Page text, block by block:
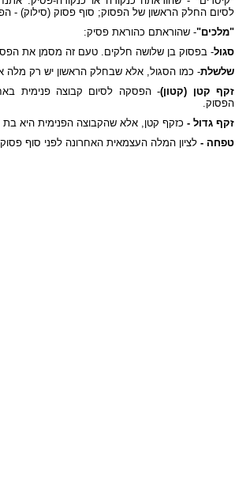
לסיום החלק הראשון של הפסוק; סוף פסוק (סילוק) -
"מלכים"- שהוראתם כהוראת פסיק:
סגול- בפסוק בן שלושה חלקים. טעם זה מסמן את
שלשלת- כמו הסגול, אלא שבחלק הראשון יש רק מלה
זקף קטן (קטון)- הפסקה לסיום קבוצה פנימית
הפסוק.
זקף גדול - כזקף קטן, אלא שהקבוצה הפנימית היא
טפחה - לציון המלה העצמאית האחרונה לפני סוף